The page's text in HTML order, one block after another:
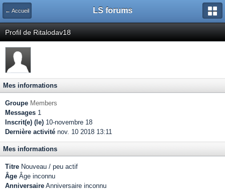
← Accueil LS forums
Profil de Ritalodav18
Mes informations
Groupe Members
Messages 1
Inscrit(e) (le) 10-novembre 18
Dernière activité nov. 10 2018 13:11
Mes informations
Titre Nouveau / peu actif
Âge Âge inconnu
Anniversaire Anniversaire inconnu